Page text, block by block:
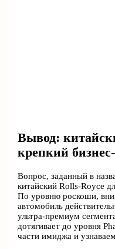
Вывод:
крепкий
Вопрос, заданный в
китайский Rolls-Royce
По уровню роскоши,
автомобиль
ультра-премиум
дотягивает до уровня
части имиджа и